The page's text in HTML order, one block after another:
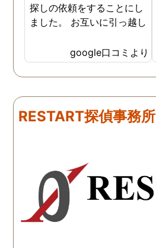
探しの依頼をすることにし
ました。 お互いに引っ越し
いる情報も少なかったの
で、難しいかなと思ってい
たのですが、見事に探して
ました。うれしくてお互い
に涙の再会でした。 対応し
玉総合情報事務所さんに依
頼させていただき本当に良
かったです。
google口コミより
RESTART探偵事務所